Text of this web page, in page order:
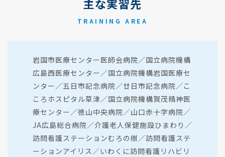
主な実習先
TRAINING AREA
岩国市医療センター医師会病院／国立病院機構
広島西医療センター／国立病院機構岩国医療セ
ンター／五日市記念病院／廿日市記念病院／こ
ころホスピタル草津／国立病院機構賀茂精神医
療センター／徳山中央病院／山口赤十字病院／
JA広島総合病院／介護老人保健施設ひまわり／
訪問看護ステーションむろの樹／訪問看護ステ
ーションアイリス／いわくに訪問看護リハビリ